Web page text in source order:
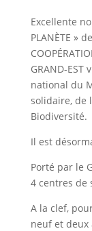
Excellente
PLANÈTE »
GRAND-
national du
solidaire, de
Biodiversité.
Il est
Porté par le
4 centres de
A la clef,
neuf et deux